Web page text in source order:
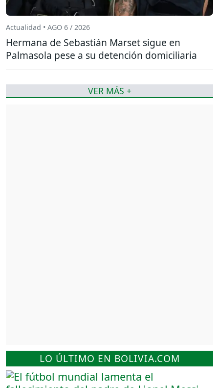
LO ÚLTIMO EN BOLIVIA.COM
Actualidad • AGO 6 / 2026
Hermana de Sebastián Marset sigue en
Palmasola pese a su detención domiciliaria
VER MÁS +